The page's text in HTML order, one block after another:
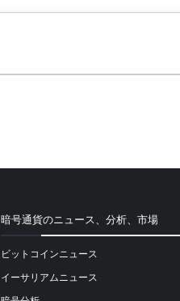
暗号通貨のニュース、分析、市場
ビットコインニュース
イーサリアムニュース